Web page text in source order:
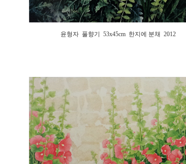
윤형자 풀향기 53x45cm 한지에 분채 2012